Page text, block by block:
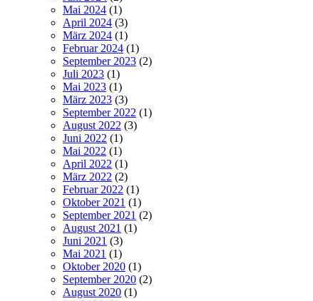
Mai 2024 (1)
April 2024 (3)
März 2024 (1)
Februar 2024 (1)
September 2023 (2)
Juli 2023 (1)
Mai 2023 (1)
März 2023 (3)
September 2022 (1)
August 2022 (3)
Juni 2022 (1)
Mai 2022 (1)
April 2022 (1)
März 2022 (2)
Februar 2022 (1)
Oktober 2021 (1)
September 2021 (2)
August 2021 (1)
Juni 2021 (3)
Mai 2021 (1)
Oktober 2020 (1)
September 2020 (2)
August 2020 (1)